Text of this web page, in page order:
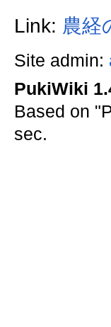
Link: 農経
Site admin:
PukiWiki
Based on
sec.